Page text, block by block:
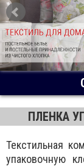
ПЛЕНКА
Текстильная
упаковочную